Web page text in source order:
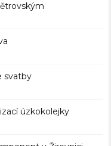
svatby
úzkokolejky